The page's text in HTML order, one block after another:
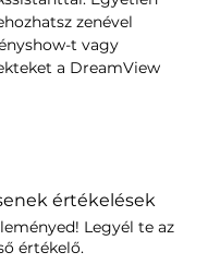
zenével
t vagy
a DreamView
értékelések
Legyél te az
értékelő.